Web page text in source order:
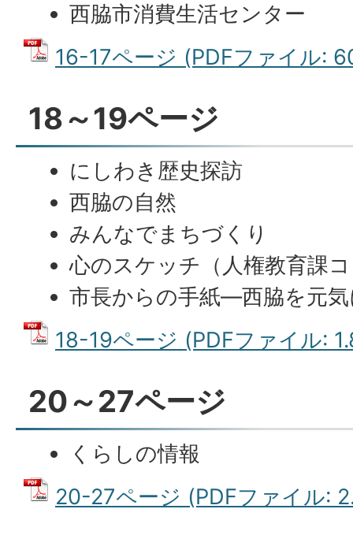
西脇市消費生活センター
16-17ページ (PDFファイル:
18～19ページ
にしわき歴史探訪
西脇の自然
みんなでまちづくり
心のスケッチ（人権教育課
市長からの手紙―西脇を元
18-19ページ (PDFファイル:
20～27ページ
くらしの情報
20-27ページ (PDFファイル: